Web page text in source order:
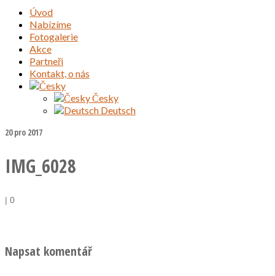
Úvod
Nabízíme
Fotogalerie
Akce
Partneři
Kontakt, o nás
Česky
Deutsch
20pro 2017
IMG_6028
| 0
Napsat komentář